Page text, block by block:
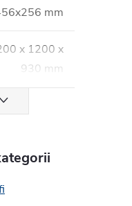
mm
x 1200 x
930 mm